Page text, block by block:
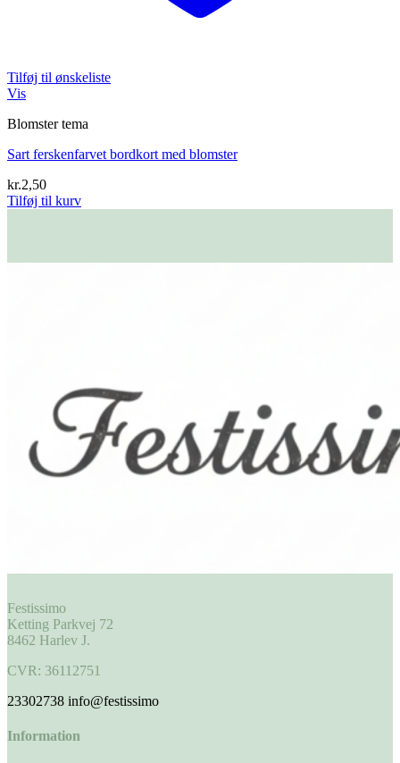
Tilføj til ønskeliste
Vis
Blomster tema
Sart ferskenfarvet bordkort med blomster
kr.2,50
Tilføj til kurv
Festissimo
Ketting Parkvej 72
8462 Harlev J.
CVR: 36112751
23302738 info@festissimo
Information